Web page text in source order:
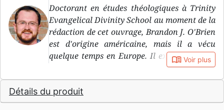
Indonésie.
Doctorant en études théologiques à Trinity
Evangelical Divinity School au moment de la
rédaction de cet ouvrage, Brandon J. O'Brien
est d'origine américaine, mais il a vécu
quelque temps en Europe. Il exerce diverses
responsabilités dans le cadre de Redeemer
City to City, organisation active dans le
soutien à l'implantation d'Eglises en milieu
urbain.
book_open Voir plus
Détails du produit